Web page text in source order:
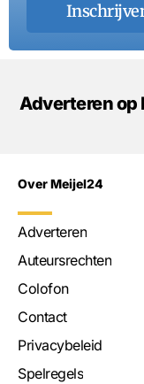
Adverteren op
Over Meijel24
Adverteren
Auteursrechten
Colofon
Contact
Privacybeleid
Spelregels